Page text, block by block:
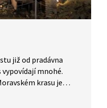
již od pradávna
mnohé.
krasu je